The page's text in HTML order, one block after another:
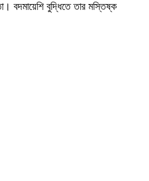
বদমায়েশি বুদ্ধিতে তার মস্তিষ্ক